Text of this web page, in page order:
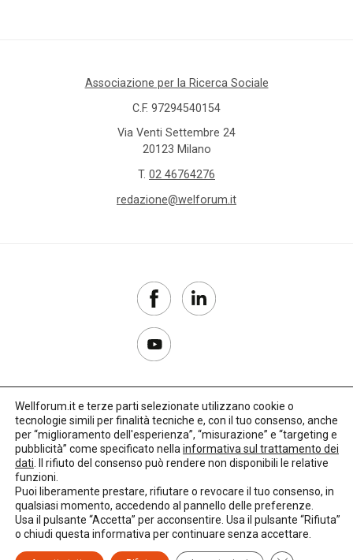
Associazione per la Ricerca Sociale
C.F. 97294540154
Via Venti Settembre 24
20123 Milano
T. 02 46764276
redazione@welforum.it
Copyright 2017–2026
Privacy Policy
Credits: LO Studio
Wellforum.it e terze parti selezionate utilizzano cookie o
tecnologie simili per finalità tecniche e, con il tuo consenso, anche
per “miglioramento dell'esperienza”, “misurazione” e “targeting e
pubblicità” come specificato nella informativa sul trattamento dei
dati . Il rifiuto del consenso può rendere non disponibili le relative
funzioni.
Puoi liberamente prestare, rifiutare o revocare il tuo consenso, in
qualsiasi momento, accedendo al pannello delle preferenze.
Usa il pulsante “Accetta” per acconsentire. Usa il pulsante “Rifiuta”
o chiudi questa informativa per continuare senza accettare.